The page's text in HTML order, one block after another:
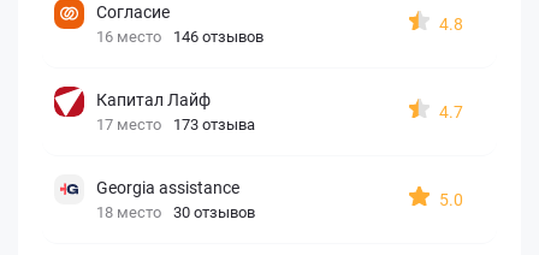
Согласие
16 место 146 отзывов
4.8
Капитал Лайф
17 место 173 отзыва
4.7
Georgia assistance
18 место 30 отзывов
5.0